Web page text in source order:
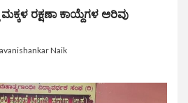
ಮಕ್ಕಳ ರಕ್ಷಣಾ ಕಾಯ್ದೆಗಳ ಅರಿವು
Naik